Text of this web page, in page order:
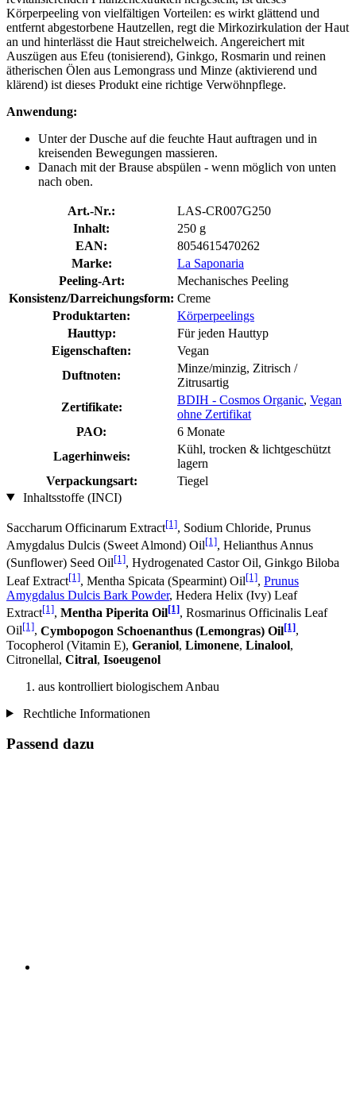
Körperpeeling von vielfältigen Vorteilen: es wirkt glättend und
entfernt abgestorbene Hautzellen, regt die Mirkozirkulation der Haut
an und hinterlässt die Haut streichelweich. Angereichert mit
Auszügen aus Efeu (tonisierend), Ginkgo, Rosmarin und reinen
ätherischen Ölen aus Lemongrass und Minze (aktivierend und
klärend) ist dieses Produkt eine richtige Verwöhnpflege.
Anwendung:
Unter der Dusche auf die feuchte Haut auftragen und in
kreisenden Bewegungen massieren.
Danach mit der Brause abspülen - wenn möglich von unten
nach oben.
Art.-Nr.:
LAS-CR007G250
Inhalt:
250 g
EAN:
8054615470262
Marke:
La Saponaria
Peeling-Art:
Mechanisches Peeling
Konsistenz/Darreichungsform: Creme
Produktarten:
Körperpeelings
Hauttyp:
Für jeden Hauttyp
Eigenschaften:
Vegan
Duftnoten:
Minze/minzig, Zitrisch /
Zitrusartig
Zertifikate:
BDIH - Cosmos Organic, Vegan
ohne Zertifikat
PAO:
6 Monate
Lagerhinweis:
Kühl, trocken & lichtgeschützt
lagern
Verpackungsart:
Tiegel
Inhaltsstoffe (INCI)
Saccharum Officinarum Extract[1], Sodium Chloride, Prunus
Amygdalus Dulcis (Sweet Almond) Oil[1], Helianthus Annus
(Sunflower) Seed Oil[1], Hydrogenated Castor Oil, Ginkgo Biloba
Leaf Extract[1], Mentha Spicata (Spearmint) Oil[1], Prunus
Amygdalus Dulcis Bark Powder, Hedera Helix (Ivy) Leaf
Extract[1], Mentha Piperita Oil[1], Rosmarinus Officinalis Leaf
Oil[1], Cymbopogon Schoenanthus (Lemongras) Oil[1],
Tocopherol (Vitamin E), Geraniol, Limonene, Linalool,
Citronellal, Citral, Isoeugenol
aus kontrolliert biologischem Anbau
Rechtliche Informationen
Passend dazu